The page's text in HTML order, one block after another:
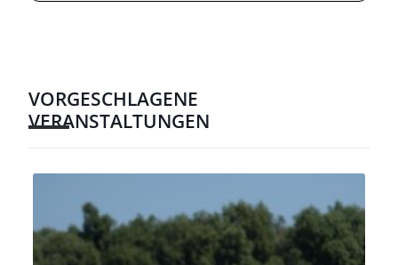
VORGESCHLAGENE
VERANSTALTUNGEN